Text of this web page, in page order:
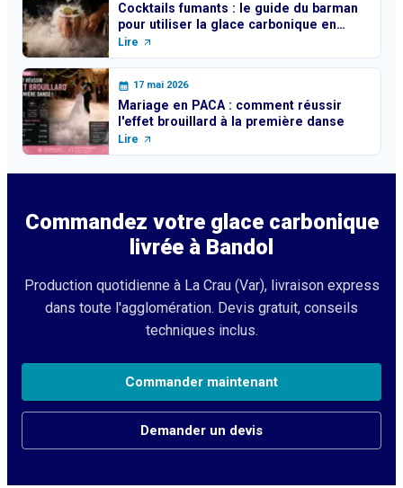
Cocktails fumants : le guide du barman
pour utiliser la glace carbonique en
toute sécurité
Lire
17 mai 2026
Mariage en PACA : comment réussir
l'effet brouillard à la première danse
Lire
Commandez votre glace carbonique
livrée à Bandol
Production quotidienne à La Crau (Var), livraison express
dans toute l'agglomération. Devis gratuit, conseils
techniques inclus.
Commander maintenant
Demander un devis